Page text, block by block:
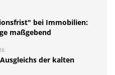
bei Immobilien:
maßgebend
der kalten